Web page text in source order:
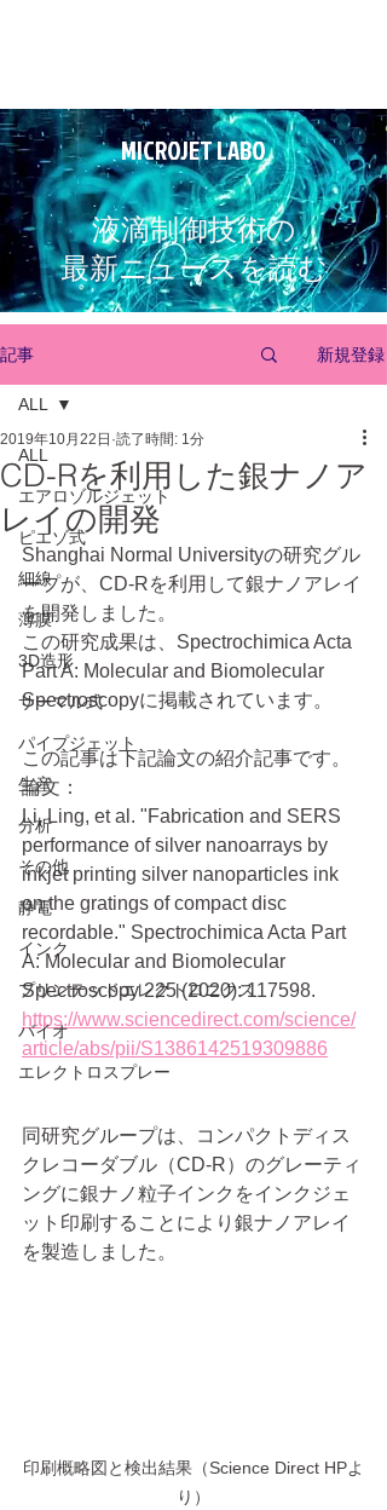
MICROJET LABO
液滴制御技術の
最新ニュースを読む
記事 新規登録
ALL
エアロゾルジェット
ピエゾ式
細線
薄膜
3D造形
サーマル式
パイプジェット
生産
分析
その他
静電
インク
プリンテッドエレクトロニクス
バイオ
エレクトロスプレー
ALL
CD-Rを利用した銀ナノア
レイの開発
2019年10月22日 読了時間: 1分
Shanghai Normal Universityの研究グル
ープが、CD-Rを利用して銀ナノアレイ
を開発しました。
この研究成果は、Spectrochimica Acta
Part A: Molecular and Biomolecular
Spectroscopyに掲載されています。
この記事は下記論文の紹介記事です。
論文：
Li, Ling, et al. "Fabrication and SERS
performance of silver nanoarrays by
inkjet printing silver nanoparticles ink
on the gratings of compact disc
recordable." Spectrochimica Acta Part
A: Molecular and Biomolecular
Spectroscopy 225 (2020): 117598.
https://www.sciencedirect.com/science/
article/abs/pii/S1386142519309886
同研究グループは、コンパクトディス
クレコーダブル（CD-R）のグレーティ
ングに銀ナノ粒子インクをインクジェ
ット印刷することにより銀ナノアレイ
を製造しました。
印刷概略図と検出結果（Science Direct HPよ
り）